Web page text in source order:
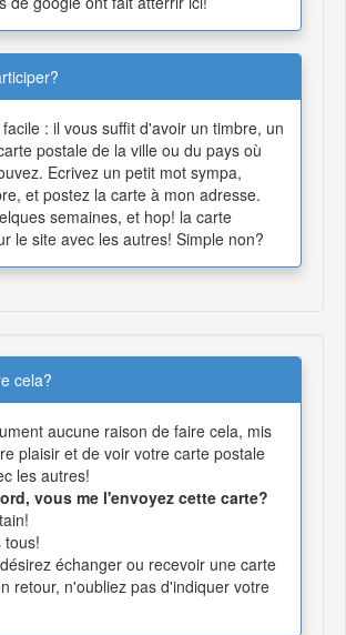
: il vous suffit d'avoir un timbre, un
postale de la ville ou du pays où
Ecrivez un petit mot sympa,
et postez la carte à mon adresse.
semaines, et hop! la carte
le site avec les autres! Simple non?
cela?
aucune raison de faire cela, mis
plaisir et de voir votre carte postale
les autres!
vous me l'envoyez cette carte?
tous!
échanger ou recevoir une carte
retour, n'oubliez pas d'indiquer votre